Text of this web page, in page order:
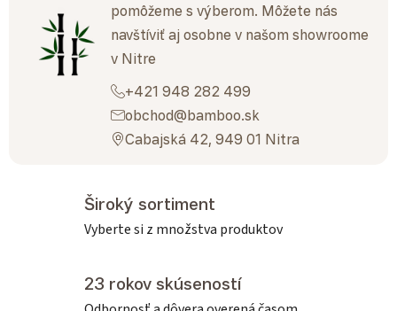
pomôžeme s výberom. Môžete nás
navštíviť aj osobne v našom showroome
v Nitre
+421 948 282 499
obchod@bamboo.sk
Cabajská 42, 949 01 Nitra
Široký sortiment
Vyberte si z množstva produktov
23 rokov skúseností